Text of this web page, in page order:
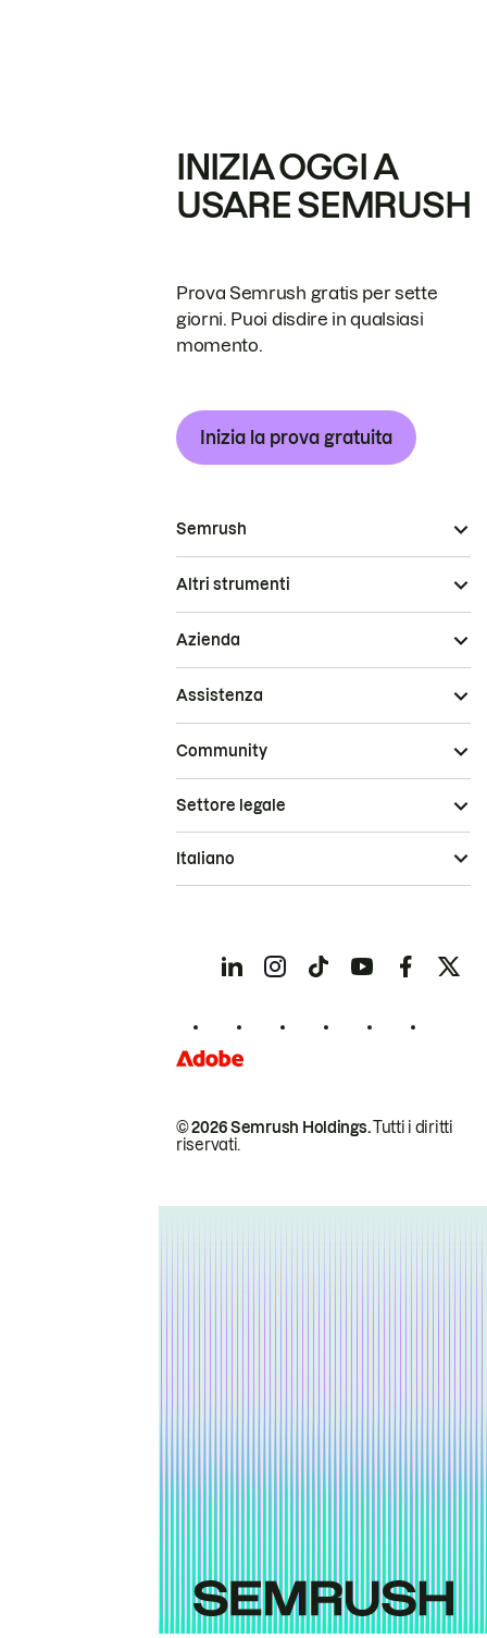
INIZIA OGGI A
USARE SEMRUSH
Prova Semrush gratis per sette
giorni. Puoi disdire in qualsiasi
momento.
Inizia la prova gratuita
Semrush
Altri strumenti
Azienda
Assistenza
Community
© 2026 Semrush Holdings.Tutti i diritti
riservati.
Settore legale
Italiano